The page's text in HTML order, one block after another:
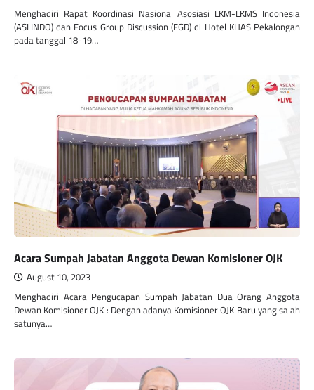
Menghadiri Rapat Koordinasi Nasional Asosiasi LKM-LKMS Indonesia
(ASLINDO) dan Focus Group Discussion (FGD) di Hotel KHAS Pekalongan
pada tanggal 18-19…
Acara Sumpah Jabatan Anggota Dewan Komisioner OJK
August 10, 2023
Menghadiri Acara Pengucapan Sumpah Jabatan Dua Orang Anggota
Dewan Komisioner OJK : Dengan adanya Komisioner OJK Baru yang salah
satunya…